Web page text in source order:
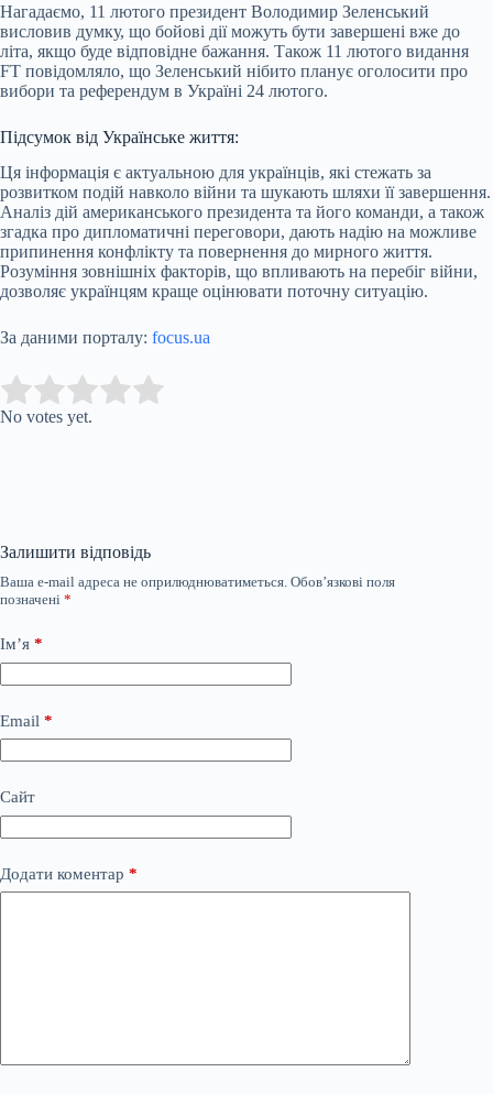
Нагадаємо, 11 лютого президент Володимир Зеленський
висловив думку, що бойові дії можуть бути завершені вже до
літа, якщо буде відповідне бажання. Також 11 лютого видання
FT повідомляло, що Зеленський нібито планує оголосити про
вибори та референдум в Україні 24 лютого.
Підсумок від Українське життя:
Ця інформація є актуальною для українців, які стежать за
розвитком подій навколо війни та шукають шляхи її завершення.
Аналіз дій американського президента та його команди, а також
згадка про дипломатичні переговори, дають надію на можливе
припинення конфлікту та повернення до мирного життя.
Розуміння зовнішніх факторів, що впливають на перебіг війни,
дозволяє українцям краще оцінювати поточну ситуацію.
За даними порталу: focus.ua
Rate this item:
No votes yet.
Залишити відповідь
Ваша e-mail адреса не оприлюднюватиметься. Обов’язкові поля
позначені *
Ім’я *
Email *
Сайт
Додати коментар *